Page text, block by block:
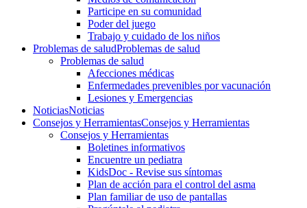
Participe en su comunidad
Poder del juego
Trabajo y cuidado de los niños
Problemas de saludProblemas de salud
Problemas de salud
Afecciones médicas
Enfermedades prevenibles por vacunación
Lesiones y Emergencias
NoticiasNoticias
Consejos y HerramientasConsejos y Herramientas
Consejos y Herramientas
Boletines informativos
Encuentre un pediatra
KidsDoc - Revise sus síntomas
Plan de acción para el control del asma
Plan familiar de uso de pantallas